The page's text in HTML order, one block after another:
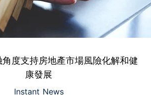
度支持房地產市場風險化解和健
康發展
Instant News